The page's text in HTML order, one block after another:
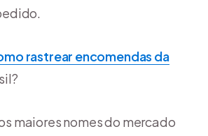
rastrear encomendas da
maiores nomes do mercado